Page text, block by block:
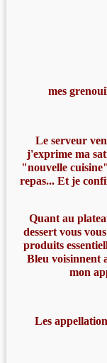
mes
Le serveur
j'exprime ma
"nouvelle
repas... Et je
Quant au
dessert vous
produits
Bleu voisinnent
mon
Les